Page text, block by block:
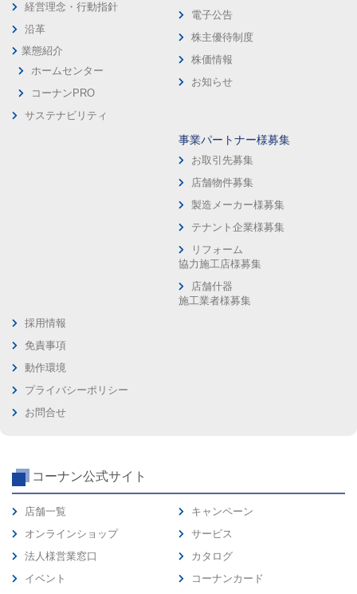
経営理念・行動指針
沿革
業態紹介
ホームセンター
コーナンPRO
サステナビリティ
電子公告
株主優待制度
株価情報
お知らせ
事業パートナー様募集
お取引先募集
店舗物件募集
製造メーカー様募集
テナント企業様募集
リフォーム
協力施工店様募集
店舗什器
施工業者様募集
採用情報
免責事項
動作環境
プライバシーポリシー
お問合せ
コーナン公式サイト
店舗一覧
オンラインショップ
法人様営業窓口
イベント
キャンペーン
サービス
カタログ
コーナンカード